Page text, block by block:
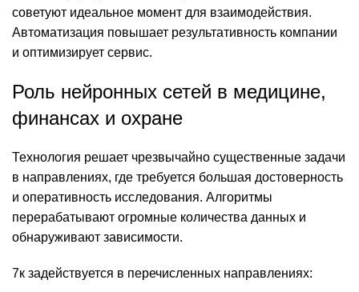
советуют идеальное момент для взаимодействия.
Автоматизация повышает результативность компании
и оптимизирует сервис.
Роль нейронных сетей в медицине,
финансах и охране
Технология решает чрезвычайно существенные задачи
в направлениях, где требуется большая достоверность
и оперативность исследования. Алгоритмы
перерабатывают огромные количества данных и
обнаруживают зависимости.
7к задействуется в перечисленных направлениях: